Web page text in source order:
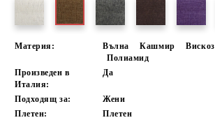
Материя: Вълна Кашмир
Полиамид
Произведен в
Италия:
Да
Подходящ за:
Жени
Плетен:
Плетен